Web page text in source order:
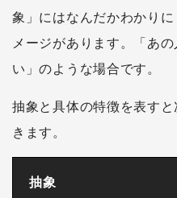
象」にはなんだかわかり
メージがあります。「あ
い」のような場合です。
抽象と具体の特徴を表す
きます。
抽象